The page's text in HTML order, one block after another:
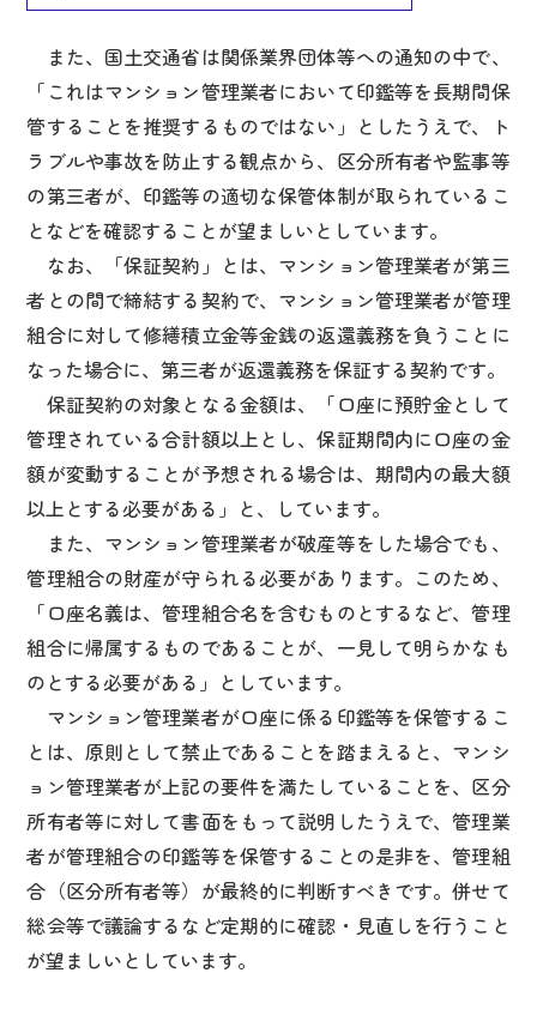
また、国土交通省は関係業界団体等への通知の中で、
「これはマンション管理業者において印鑑等を長期間保
管することを推奨するものではない」としたうえで、ト
ラブルや事故を防止する観点から、区分所有者や監事等
の第三者が、印鑑等の適切な保管体制が取られているこ
となどを確認することが望ましいとしています。
なお、「保証契約」とは、マンション管理業者が第三
者との間で締結する契約で、マンション管理業者が管理
組合に対して修繕積立金等金銭の返還義務を負うことに
なった場合に、第三者が返還義務を保証する契約です。
保証契約の対象となる金額は、「口座に預貯金として
管理されている合計額以上とし、保証期間内に口座の金
額が変動することが予想される場合は、期間内の最大額
以上とする必要がある」と、しています。
また、マンション管理業者が破産等をした場合でも、
管理組合の財産が守られる必要があります。このため、
「口座名義は、管理組合名を含むものとするなど、管理
組合に帰属するものであることが、一見して明らかなも
のとする必要がある」としています。
マンション管理業者が口座に係る印鑑等を保管するこ
とは、原則として禁止であることを踏まえると、マンシ
ョン管理業者が上記の要件を満たしていることを、区分
所有者等に対して書面をもって説明したうえで、管理業
者が管理組合の印鑑等を保管することの是非を、管理組
合（区分所有者等）が最終的に判断すべきです。併せて
総会等で議論するなど定期的に確認・見直しを行うこと
が望ましいとしています。